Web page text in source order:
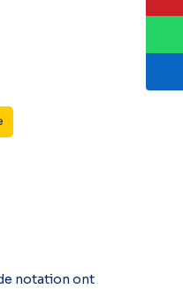
notation ont